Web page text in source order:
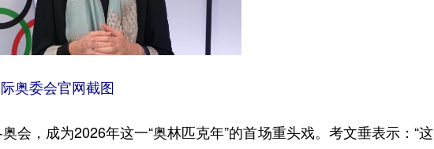
奥委会官网截图
，成为2026年这一“奥林匹克年”的首场重头戏。考文垂表示：“这